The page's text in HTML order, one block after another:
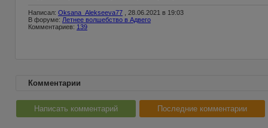
Написал: Oksana_Alekseeva77 , 28.06.2021 в 19:03
В форуме: Летнее волшебство в Адвего
Комментариев: 139
Комментарии
Написать комментарий Последние комментарии